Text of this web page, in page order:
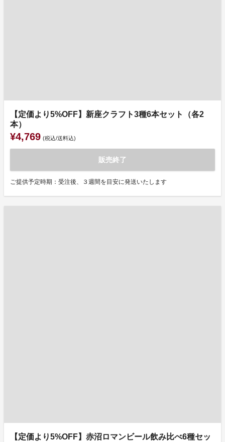
【定価より5%OFF】新座クラフト3種6本セット（各2
本）
¥4,769 (税込/送料込)
販売終了
ご提供予定時期：受注後、３週間を目安に発送いたします
【定価より5%OFF】赤沼ロマンビール飲み比べ6種セッ